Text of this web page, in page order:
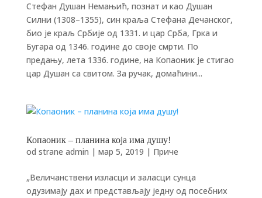
Стефан Душан Немањић, познат и као Душан
Силни (1308–1355), син краља Стефана Дечанског,
био је краљ Србије од 1331. и цар Срба, Грка и
Бугара од 1346. године до своје смрти. По
предању, лета 1336. године, на Копаоник је стигао
цар Душан са свитом. За ручак, домаћини...
Копаоник – планина која има душу!
od strane admin | мар 5, 2019 | Приче
„Величанствени изласци и заласци сунца
одузимају дах и представљају једну од посебних